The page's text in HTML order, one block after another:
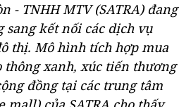
- TNHH MTV (SATRA) đang
sang kết nối các dịch vụ
thị. Mô hình tích hợp mua
thông xanh, xúc tiến thương
đồng tại các trung tâm